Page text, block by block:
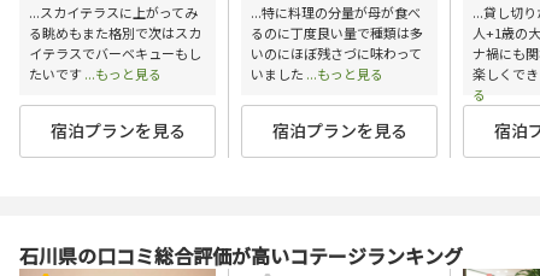
...スカイテラスに上がってみ
る眺めもまた格別で次はスカ
イテラスでバーベキューもし
たいです ...もっと見る
宿泊プランを見る
...特に料理の分量が母が食べ
るのに丁度良い量で種類は多
いのにほぼ残さづに味わって
いました ...もっと見る
宿泊プランを見る
...貸し切
人+1歳の
ナ禍にも
楽しくで
る
宿泊
石川県の口コミ総合評価が高いコテージランキング